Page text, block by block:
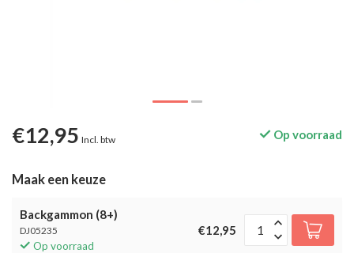
€12,95 Incl. btw Op voorraad
Maak een keuze
Backgammon (8+)
DJ05235
Op voorraad
€12,95